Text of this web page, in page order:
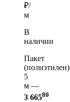
₽/
м
В
наличии
Пакет
(полиэтилен)
5
м —
3 66580